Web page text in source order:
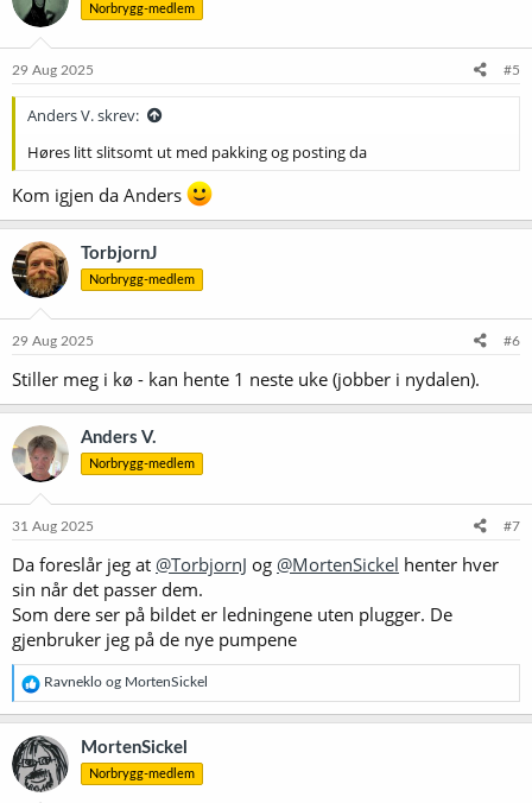
j
o
e
Norbrygg-medlem
29 Aug 2025 #5
Anders V. skrev:
Høres litt slitsomt ut med pakking og posting da
Kom igjen da Anders
TorbjornJ
Norbrygg-medlem
29 Aug 2025 #6
Stiller meg i kø - kan hente 1 neste uke (jobber i nydalen).
Anders V.
Norbrygg-medlem
31 Aug 2025 #7
Da foreslår jeg at @TorbjornJ og @MortenSickel henter hver
sin når det passer dem.
Som dere ser på bildet er ledningene uten plugger. De
gjenbruker jeg på de nye pumpene
R
e
a
k
s
j
o
Ravneklo og MortenSickel
MortenSickel
Norbrygg-medlem